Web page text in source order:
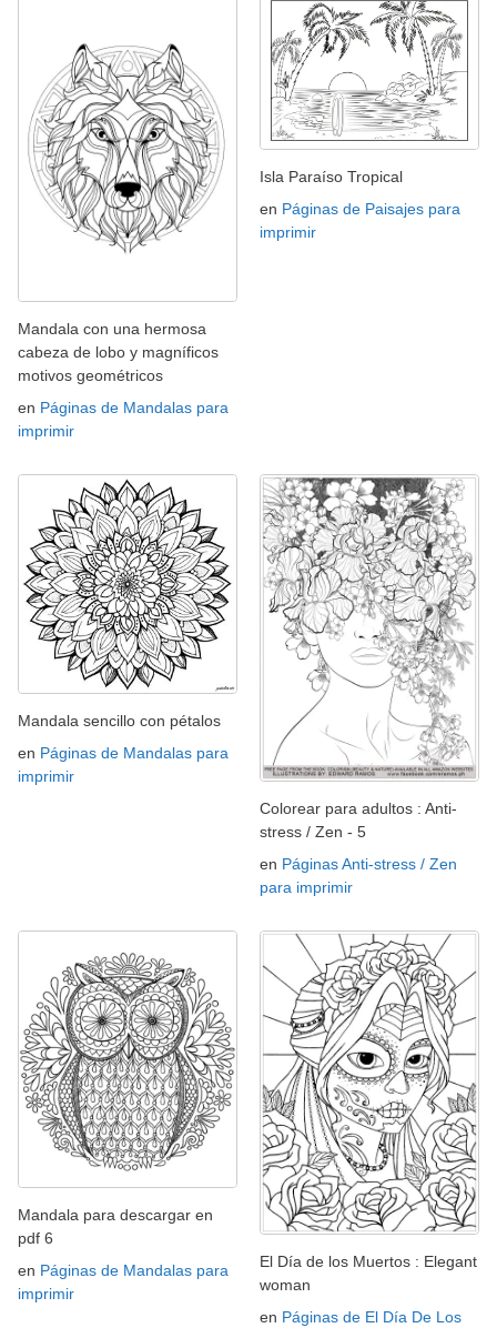
Mandala con una hermosa
cabeza de lobo y magníficos
motivos geométricos
en Páginas de Mandalas para
imprimir
Isla Paraíso Tropical
en Páginas de Paisajes para
imprimir
Mandala sencillo con pétalos
en Páginas de Mandalas para
imprimir
Colorear para adultos : Anti-
stress / Zen - 5
en Páginas Anti-stress / Zen
para imprimir
Mandala para descargar en
pdf 6
en Páginas de Mandalas para
imprimir
El Día de los Muertos : Elegant
woman
en Páginas de El Día De Los